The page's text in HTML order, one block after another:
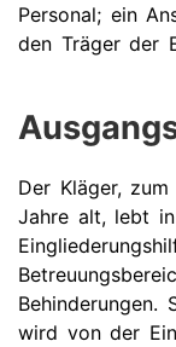
Personal; ein
den Träger der
Der Kläger,
Jahre alt, lebt
Behinderungen.
wird von der